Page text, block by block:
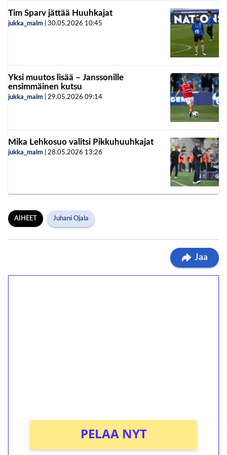
Tim Sparv jättää Huuhkajat
jukka_malm 30.05.2026 10:45
Yksi muutos lisää – Janssonille
ensimmäinen kutsu
jukka_malm 29.05.2026 09:14
Mika Lehkosuo valitsi Pikkuhuuhkajat
jukka_malm 28.05.2026 13:26
AIHEET Juhani Ojala
Jaa
PELAA NYT